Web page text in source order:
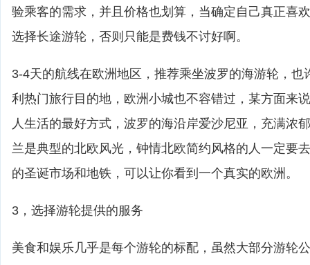
验乘客的需求，并且价格也划算，当确定自己真正喜
选择长途游轮，否则只能是费钱不讨好啊。
3-4天的航线在欧洲地区，推荐乘坐波罗的海游轮，也
利热门旅行目的地，欧洲小城也不容错过，某方面来
人生活的最好方式，波罗的海沿岸爱沙尼亚，充满浓
兰是典型的北欧风光，钟情北欧简约风格的人一定要
的圣诞市场和地铁，可以让你看到一个真实的欧洲。
3，选择游轮提供的服务
美食和娱乐几乎是每个游轮的标配，虽然大部分游轮